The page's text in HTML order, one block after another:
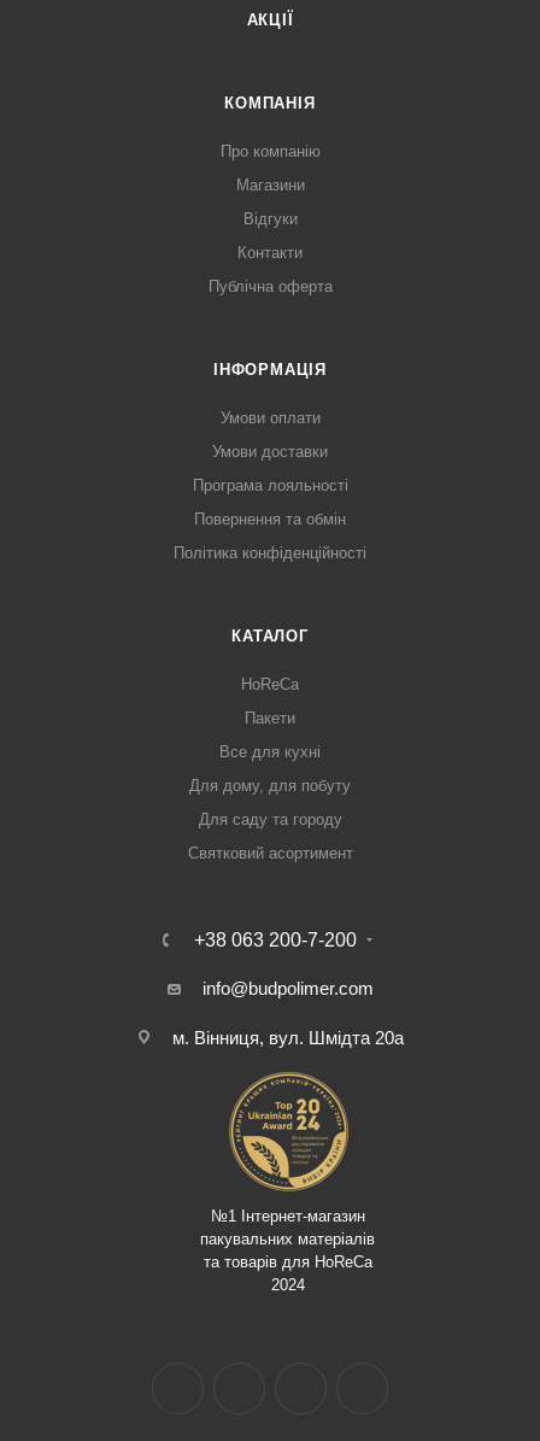
АКЦІЇ
КОМПАНІЯ
Про компанію
Магазини
Відгуки
Контакти
Публічна оферта
ІНФОРМАЦІЯ
Умови оплати
Умови доставки
Програма лояльності
Повернення та обмін
Політика конфіденційності
КАТАЛОГ
HoReCa
Пакети
Все для кухні
Для дому, для побуту
Для саду та городу
Святковий асортимент
+38 063 200-7-200
info@budpolimer.com
м. Вінниця, вул. Шмідта 20а
№1 Інтернет-магазин
пакувальних матеріалів
та товарів для HoReCa
2024